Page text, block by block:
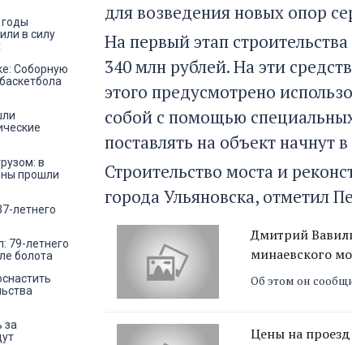
для возведения новых опор
На первый этап
340 млн рублей. На эти
этого предусмотрено
собой с помощью
поставлять на объект начнут
Строительство моста и
города Ульяновска, отметил
Дмитрий
минаевского
Об этом он
Цены на
в силу
Соборную
в
прошли
летнего
79-летнего
болота
за